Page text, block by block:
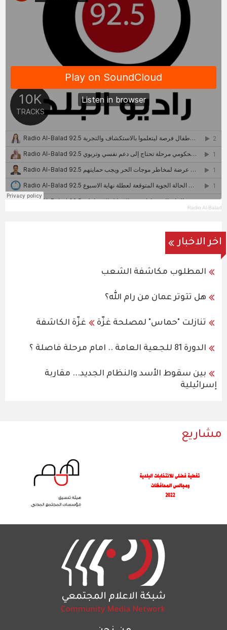
Radio Al-Balad
اخر الاخبار
المطلوب مكاشفة الشعب
هل تتوتر عمان من رام الله؟
تنازلت "حماس" لمصلحة غزّة غزّة الكاشفة
الدورة 81 للجعية العامة .. امام مرحلة فاصلة ؟
بين سقوط الأسد والنظام الجديد... مقاربة
إسرائيلية
مشاريع